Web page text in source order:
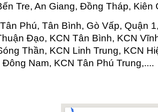
Tre, An Giang, Đồng Tháp, Kiên
Phú, Tân Bình, Gò Vấp, Quận
Đạo, KCN Tân Bình, KCN
Thần, KCN Linh Trung, KCN
Nam, KCN Tân Phú Trung,....